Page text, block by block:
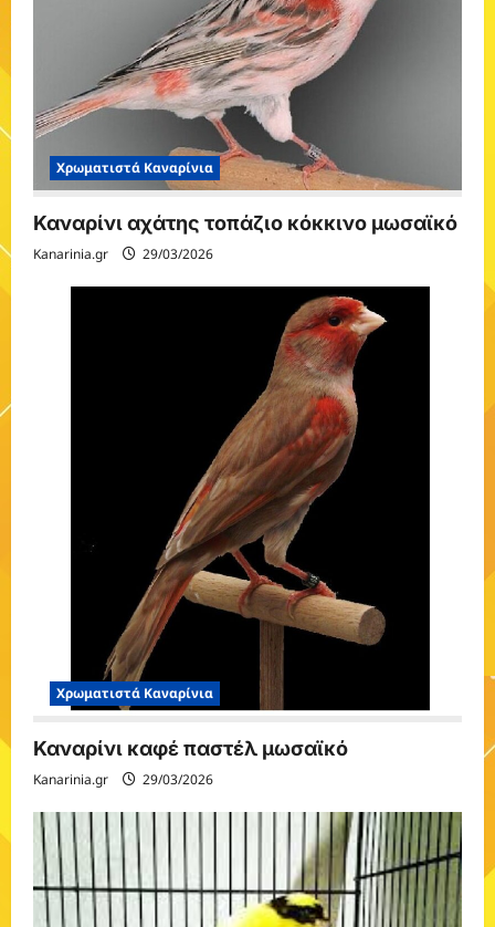
Χρωματιστά Καναρίνια
Καναρίνι αχάτης τοπάζιο κόκκινο μωσαϊκό
Kanarinia.gr 29/03/2026
Χρωματιστά Καναρίνια
Καναρίνι καφέ παστέλ μωσαϊκό
Kanarinia.gr 29/03/2026